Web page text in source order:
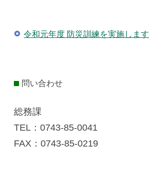
令和元年度 防災訓練を実施します
問い合わせ
総務課
TEL：0743-85‐0041
FAX：0743-85‐0219